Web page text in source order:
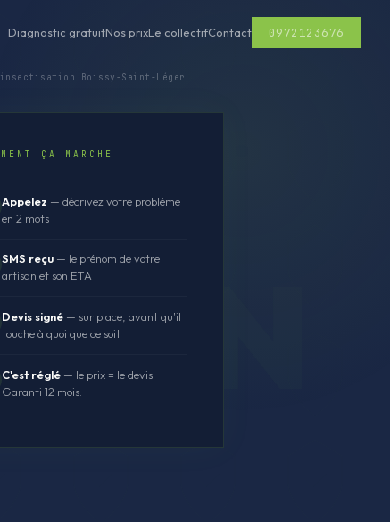
Diagnostic gratuitNos prixLe collectifContact 0972123676
Boissy-Saint-Léger
ÇA MARCHE
Appelez — décrivez votre problème
en 2 mots
SMS reçu — le prénom de votre
artisan et son ETA
Devis signé — sur place, avant qu'il
touche à quoi que ce soit
C'est réglé — le prix = le devis.
Garanti 12 mois.